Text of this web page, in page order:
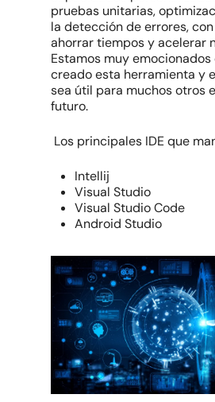
pruebas unitarias,
la detección de errores,
ahorrar tiempos y acelerar
Estamos muy
creado esta herramienta y
sea útil para muchos otros
futuro.
Los principales IDE que
Intellij
Visual Studio
Visual Studio Code
Android Studio